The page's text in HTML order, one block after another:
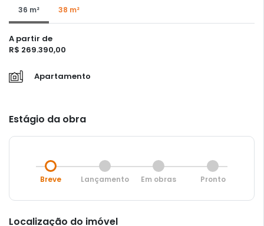
36 m² 38 m²
A partir de
R$ 269.390,00
Apartamento
Estágio da obra
Breve Lançamento Em obras Pronto
Localização do imóvel